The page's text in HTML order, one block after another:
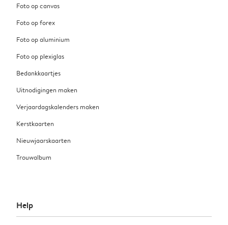
Foto op canvas
Foto op forex
Foto op aluminium
Foto op plexiglas
Bedankkaartjes
Uitnodigingen maken
Verjaardagskalenders maken
Kerstkaarten
Nieuwjaarskaarten
Trouwalbum
Help